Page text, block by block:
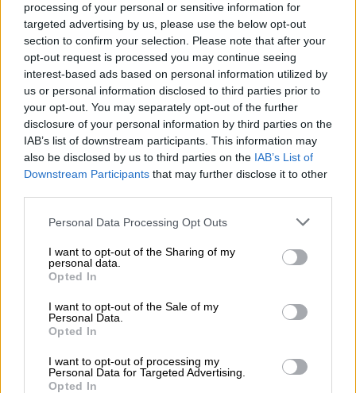
processing of your personal or sensitive information for
targeted advertising by us, please use the below opt-out
section to confirm your selection. Please note that after your
opt-out request is processed you may continue seeing
interest-based ads based on personal information utilized by
us or personal information disclosed to third parties prior to
your opt-out. You may separately opt-out of the further
disclosure of your personal information by third parties on the
IAB’s list of downstream participants. This information may
also be disclosed by us to third parties on the IAB’s List of
Downstream Participants that may further disclose it to other
Please note that this website/app uses one or more Google
not limited to your visit or usage behaviour. You may click to
grant or deny consent to Google and its third-party tags to
use your data for below specified purposes in below Google
consent section.
Personal Data Processing Opt Outs
I want to opt-out of the Sharing of my
personal data.
Opted In
I want to opt-out of the Sale of my
Personal Data.
Opted In
I want to opt-out of processing my
Personal Data for Targeted Advertising.
Opted In
Ο κόσμος που έχει δημιουργήσει ο Γκαρόνε
με τους συνεργάτες του για τον δικό του
«Πινόκιο» είναι αλλόκοτος, γεμάτος από
παράξενα και ασυνήθιστα πλάσματα με
χαρακτηριστικά που πηγάζουν από τον
κόσμο των παραμυθιών. Τα τοπία είναι
πλούσια σε χρώματα διατηρώντας μια
σκοτεινή πλευρά. Οι ενδυμασίες είναι
φανταχτερές και οι σχεδιασμοί ξεπερνούν
τη φαντασία. Με αυτό τον τρόπο ο Γκαρόνε
και η ομάδα του θέλησαν να δώσουν μια νέα
και μοντέρνα πνοή στο εικαστικό μέρος της
ταινίας που εδώ έχει μεγάλη σημασία.
Τους μοναδικούς σχεδιασμούς των
χαρακτήρων της ταινίας μπορείτε να τους
δείτε παρακάτω. Η ταινία βγαίνει στην
Ελλάδα στις 11 Ιουνίου από την Odeon.